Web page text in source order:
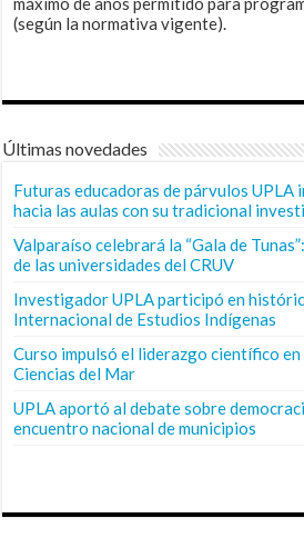
(según la normativa vigente).
Últimas novedades
Futuras educadoras de párvulos UPLA
hacia las aulas con su tradicional
Valparaíso celebrará la “Gala de
de las universidades del CRUV
Investigador UPLA participó en
Internacional de Estudios Indígenas
Curso impulsó el liderazgo científico en
Ciencias del Mar
UPLA aportó al debate sobre
encuentro nacional de municipios